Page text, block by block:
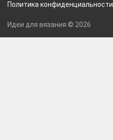
Политика конфиденциальности
Идеи для вязания © 2026